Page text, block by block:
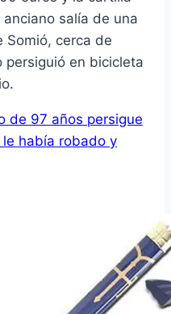
salí­a de una
Somió, cerca de
persiguió en bicicleta
de 97 años persigue
habí­a robado y